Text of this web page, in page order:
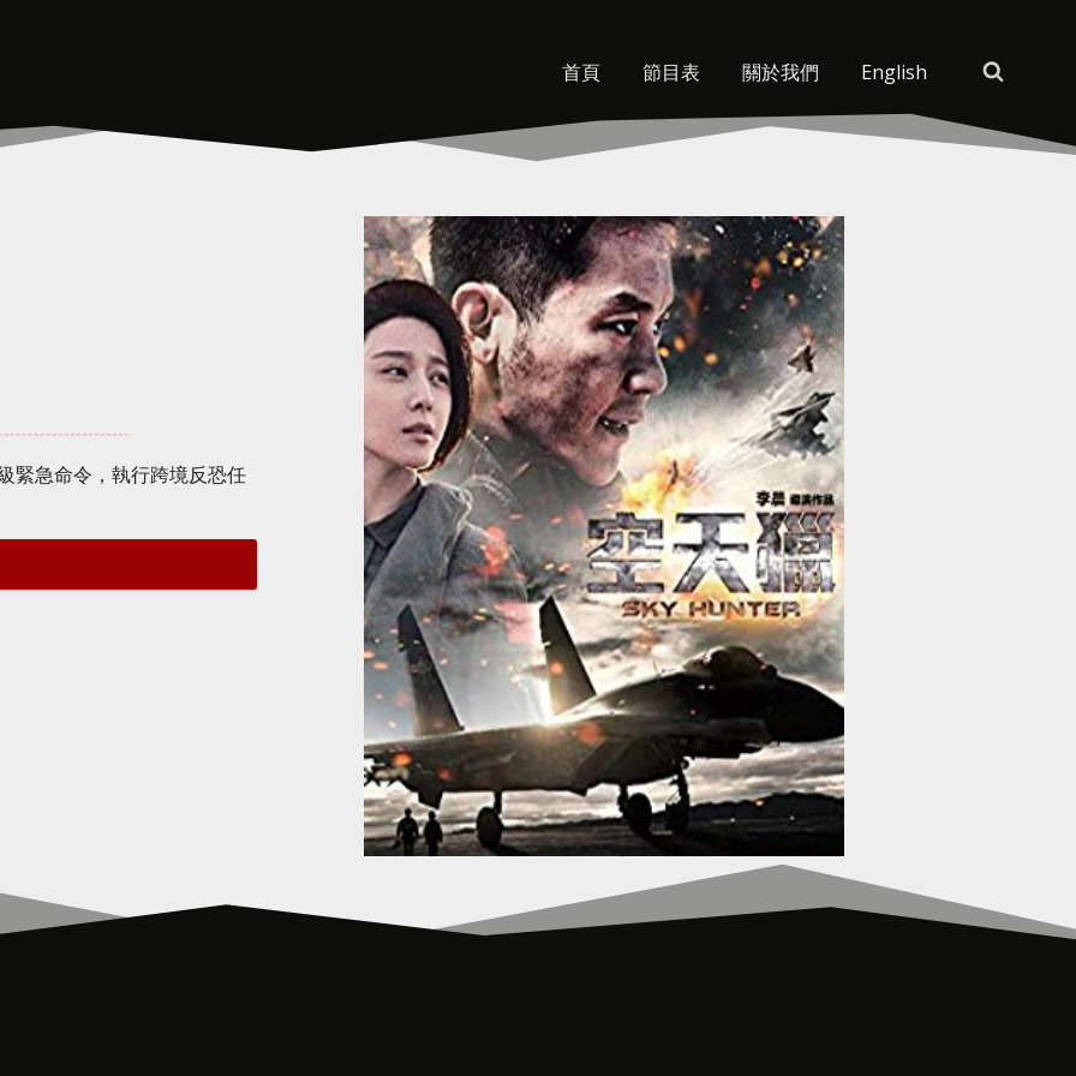
首頁 節目表 關於我們 English
緊急命令，執行跨境反恐任